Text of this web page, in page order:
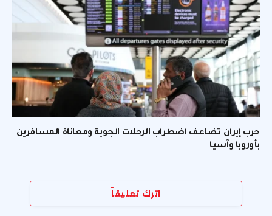
حرب إيران تضاعف اضطراب الرحلات الجوية ومعاناة المسافرين
بأوروبا وآسيا
اترك تعليقاً